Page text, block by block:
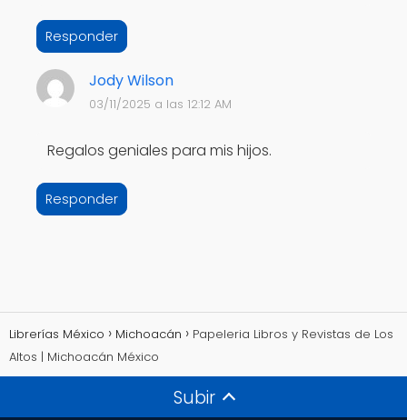
Responder
Jody Wilson
03/11/2025 a las 12:12 AM
Regalos geniales para mis hijos.
Responder
Librerías México Michoacán
Papeleria Libros y Revistas de Los
Altos | Michoacán México
Subir